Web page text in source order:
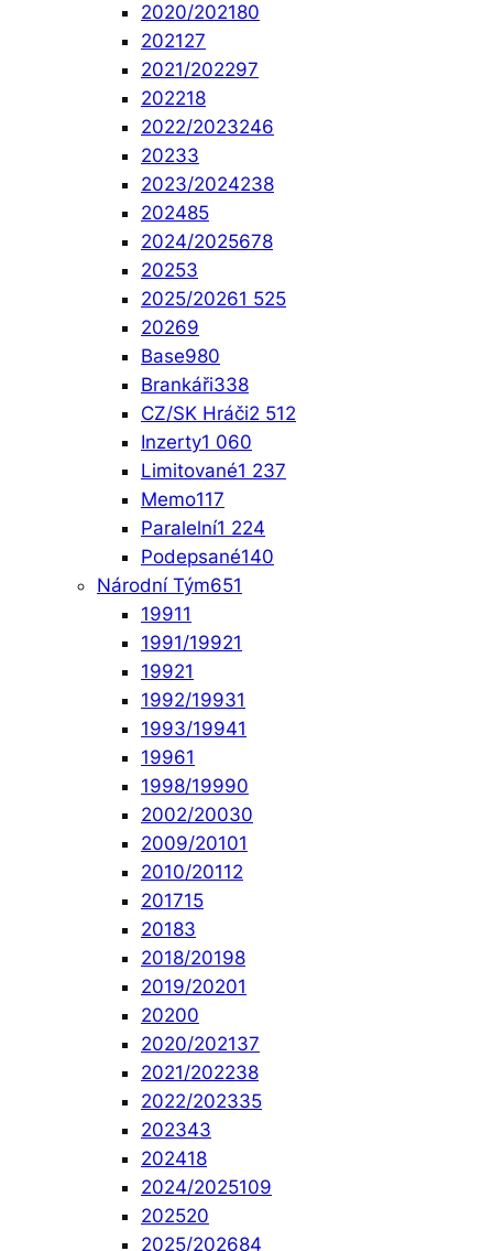
2020/202180
202127
2021/202297
202218
2022/2023246
20233
2023/2024238
202485
2024/2025678
20253
2025/20261 525
20269
Base980
Brankáři338
CZ/SK Hráči2 512
Inzerty1 060
Limitované1 237
Memo117
Paralelní1 224
Podepsané140
Národní Tým651
19911
1991/19921
19921
1992/19931
1993/19941
19961
1998/19990
2002/20030
2009/20101
2010/20112
201715
20183
2018/20198
2019/20201
20200
2020/202137
2021/202238
2022/202335
202343
202418
2024/2025109
202520
2025/202684